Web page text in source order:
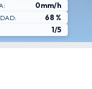
0mm/h
68 %
1/5